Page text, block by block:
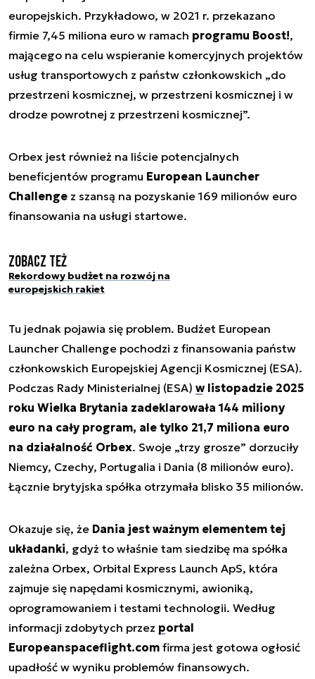
europejskich. Przykładowo, w 2021 r. przekazano
firmie 7,45 miliona euro w ramach programu Boost!,
mającego na celu wspieranie komercyjnych projektów
usług transportowych z państw członkowskich „do
przestrzeni kosmicznej, w przestrzeni kosmicznej i w
drodze powrotnej z przestrzeni kosmicznej”.
Orbex jest również na liście potencjalnych
beneficjentów programu European Launcher
Challenge z szansą na pozyskanie 169 milionów euro
finansowania na usługi startowe.
Zobacz też
Rekordowy budżet na rozwój na
europejskich rakiet
Tu jednak pojawia się problem. Budżet European
Launcher Challenge pochodzi z finansowania państw
członkowskich Europejskiej Agencji Kosmicznej (ESA).
Podczas Rady Ministerialnej (ESA) w listopadzie 2025
roku Wielka Brytania zadeklarowała 144 miliony
euro na cały program, ale tylko 21,7 miliona euro
na działalność Orbex. Swoje „trzy grosze” dorzuciły
Niemcy, Czechy, Portugalia i Dania (8 milionów euro).
Łącznie brytyjska spółka otrzymała blisko 35 milionów.
Okazuje się, że Dania jest ważnym elementem tej
układanki, gdyż to właśnie tam siedzibę ma spółka
zależna Orbex, Orbital Express Launch ApS, która
zajmuje się napędami kosmicznymi, awioniką,
oprogramowaniem i testami technologii. Według
informacji zdobytych przez portal
Europeanspaceflight.com firma jest gotowa ogłosić
upadłość w wyniku problemów finansowych.